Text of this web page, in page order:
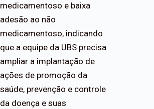
medicamentoso e baixa
adesão ao não
medicamentoso, indicando
que a equipe da UBS precisa
ampliar a implantação de
ações de promoção da
saúde, prevenção e controle
da doença e suas